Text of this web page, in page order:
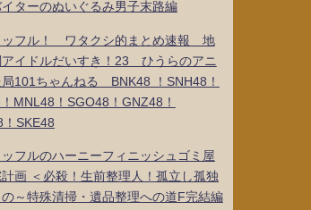
ターのぬいぐるみ男子末路編
ッフル！ ワタクシ的まとめ速報 地
アイドルだいすき！23 ひうらのアニ
局101ちゃんねる BNK48 ！SNH48！
MNL48！SGO48！GNZ48！
！SKE48
ッフルのハーニーフィニッシュゴミ屋
画 ＜必殺！生前整理人！孤立し孤独
～特殊清掃・遺品整理への道F完結編